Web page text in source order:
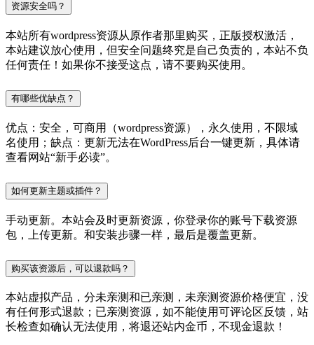
资源安全吗？
本站所有wordpress资源从原作者那里购买，正版授权激活，
本站建议放心使用，但安全问题终究是自己负责的，本站不负
任何责任！如果你不接受这点，请不要购买使用。
有哪些优缺点？
优点：安全，可商用（wordpress资源），永久使用，不限域
名使用；缺点：更新无法在WordPress后台一键更新，具体请
查看网站“新手必读”。
如何更新主题或插件？
手动更新。本站会及时更新资源，你登录你的账号下载资源
包，上传更新。和安装步骤一样，最后是覆盖更新。
购买该资源后，可以退款吗？
本站虚拟产品，分未亲测和已亲测，未亲测资源价格便宜，没
有任何形式退款；已亲测资源，如不能使用可评论区反馈，站
长检查如确认无法使用，将退还站内金币，不现金退款！